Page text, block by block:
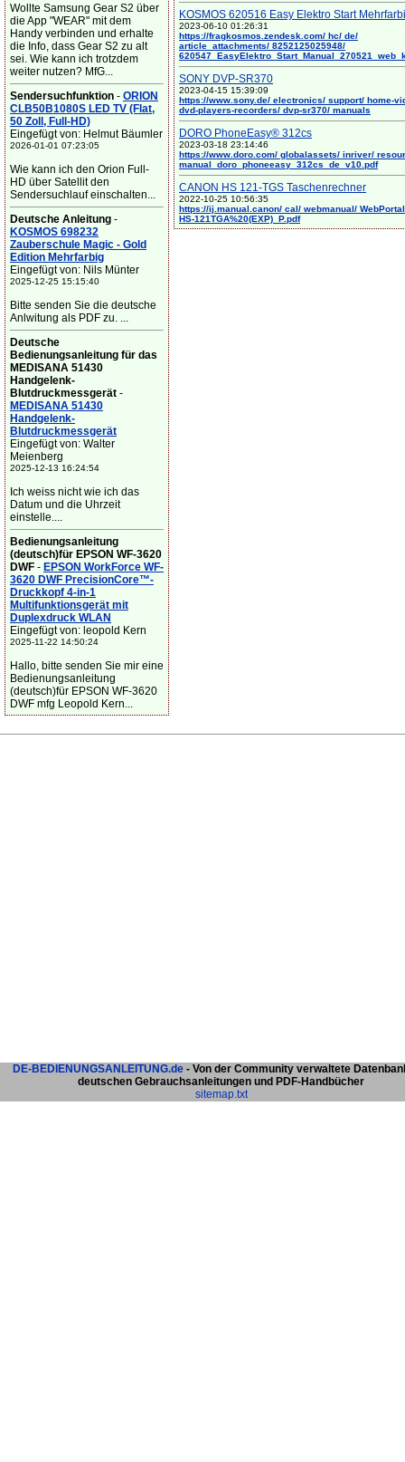
Wollte Samsung Gear S2 über
die App "WEAR" mit dem
Handy verbinden und erhalte
die Info, dass Gear S2 zu alt
sei. Wie kann ich trotzdem
weiter nutzen? MfG...
Sendersuchfunktion - ORION
CLB50B1080S LED TV (Flat,
50 Zoll, Full-HD)
Eingefügt von: Helmut Bäumler
2026-01-01 07:23:05
Wie kann ich den Orion Full-
HD über Satellit den
Sendersuchlauf einschalten...
Deutsche Anleitung -
KOSMOS 698232
Zauberschule Magic - Gold
Edition Mehrfarbig
Eingefügt von: Nils Münter
2025-12-25 15:15:40
Bitte senden Sie die deutsche
Anlwitung als PDF zu. ...
Deutsche
Bedienungsanleitung für das
MEDISANA 51430
Handgelenk-
Blutdruckmessgerät -
MEDISANA 51430
Handgelenk-
Blutdruckmessgerät
Eingefügt von: Walter
Meienberg
2025-12-13 16:24:54
Ich weiss nicht wie ich das
Datum und die Uhrzeit
einstelle....
Bedienungsanleitung
(deutsch)für EPSON WF-3620
DWF - EPSON WorkForce WF-
3620 DWF PrecisionCore™-
Druckkopf 4-in-1
Multifunktionsgerät mit
Duplexdruck WLAN
Eingefügt von: leopold Kern
2025-11-22 14:50:24
Hallo, bitte senden Sie mir eine
Bedienungsanleitung
(deutsch)für EPSON WF-3620
DWF mfg Leopold Kern...
KOSMOS 620516 Easy Elektro Start
2023-06-10 01:26:31
https://fragkosmos.zendesk.com/ hc/ de/
article_attachments/ 8252125025948/
SONY DVP-SR370
2023-04-15 15:39:09
https://www.sony.de/ electronics/ support/ home-
dvd-players-recorders/ dvp-sr370/ manuals
DORO PhoneEasy® 312cs
2023-03-18 23:14:46
https://www.doro.com/ globalassets/ inriver/
manual_doro_phoneeasy_312cs_de_v10.pdf
CANON HS 121-TGS Taschenrechner
2022-10-25 10:56:35
https://ij.manual.canon/ cal/ webmanual/
HS-121TGA%20(EXP)_P.pdf
DE-BEDIENUNGSANLEITUNG.de - Von der Community verwaltete
deutschen Gebrauchsanleitungen und PDF-Handbücher
sitemap.txt